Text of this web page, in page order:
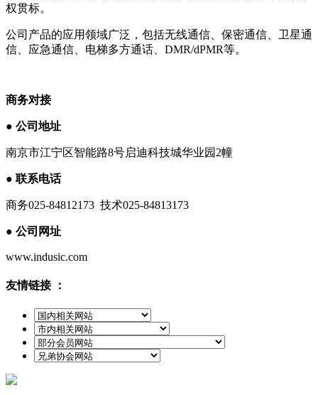
权贯标。
公司产品的应用领域广泛，包括无线通信、保密通信、卫星通
信、应急通信、电梯多方通话、DMR/dPMR等。
商务对接
● 公司地址
南京市江宁区智能路8号启迪科技城华业园2幢
● 联系电话
商务025-84812173 技术025-84813173
● 公司网址
www.indusic.com
友情链接 ：